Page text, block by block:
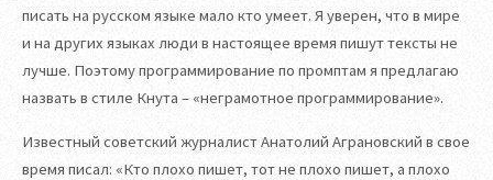
писать на русском языке мало кто умеет. Я уверен, что в мире
и на других языках люди в настоящее время пишут тексты не
лучше. Поэтому программирование по промптам я предлагаю
назвать в стиле Кнута – «неграмотное программирование».
Известный советский журналист Анатолий Аграновский в свое
время писал: «Кто плохо пишет, тот не плохо пишет, а плохо